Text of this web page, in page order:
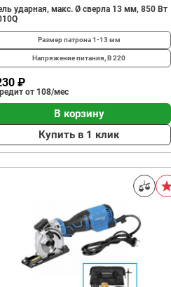
ударная, макс. Ø сверла 13 мм, 850 Вт
Размер патрона1-13 мм
Напряжение питания, В220
₽
от 108/мес
В корзину
Купить в 1 клик